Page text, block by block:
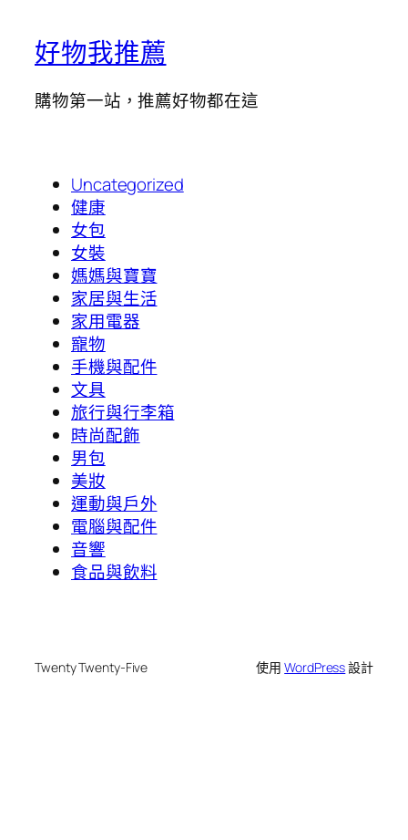
好物我推薦
購物第一站，推薦好物都在這
Uncategorized
健康
女包
女裝
媽媽與寶寶
家居與生活
家用電器
寵物
手機與配件
文具
旅行與行李箱
時尚配飾
男包
美妝
運動與戶外
電腦與配件
音響
食品與飲料
Twenty Twenty-Five 使用WordPress設計